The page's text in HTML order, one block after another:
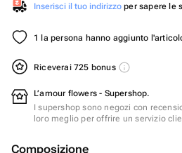
Inserisci il tuo indirizzo per sapere le
1 la persona hanno aggiunto
Riceverai 725 bonus
L’amour flowers - Supershop.
I supershop sono negozi con
loro meglio per offrire un servizio
Composizione